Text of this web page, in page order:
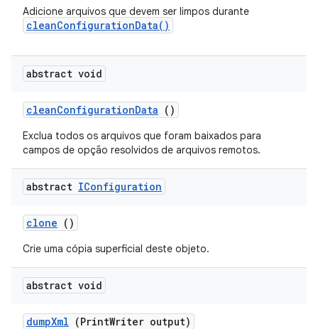
Adicione arquivos que devem ser limpos durante
cleanConfigurationData()
abstract void
cleanConfigurationData ()
Exclua todos os arquivos que foram baixados para
campos de opção resolvidos de arquivos remotos.
abstract IConfiguration
clone ()
Crie uma cópia superficial deste objeto.
abstract void
dumpXml (PrintWriter output)